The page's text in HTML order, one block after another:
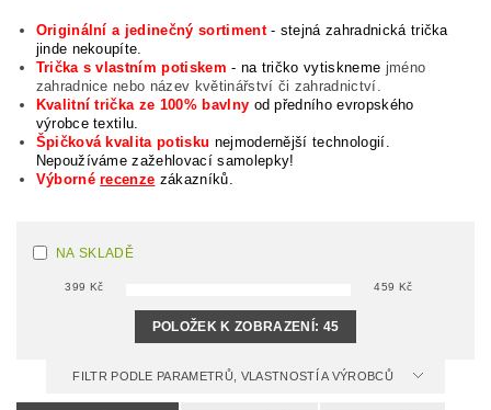
Originální a jedinečný sortiment - stejná zahradnická trička
jinde nekoupíte.
Trička s vlastním potiskem- na tričko vytiskneme jméno
zahradnice nebo název květinářství či zahradnictví.
Kvalitní trička ze 100% bavlny od předního evropského
výrobce textilu.
Špičková kvalita potisku nejmodernější technologií.
Nepoužíváme zažehlovací samolepky!
Výbornérecenze zákazníků.
NA SKLADĚ
399 Kč 459 Kč
POLOŽEK K ZOBRAZENÍ: 45
FILTR PODLE PARAMETRŮ, VLASTNOSTÍ A VÝROBCŮ